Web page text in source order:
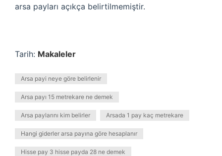
arsa payları açıkça belirtilmemiştir.
Tarih: Makaleler
Arsa payi neye göre belirlenir
Arsa payı 15 metrekare ne demek
Arsa paylarını kim belirler Arsada 1 pay kaç metrekare
Hangi giderler arsa payına göre hesaplanır
Hisse pay 3 hisse payda 28 ne demek